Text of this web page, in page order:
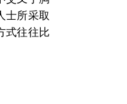
士所采取
式往往比